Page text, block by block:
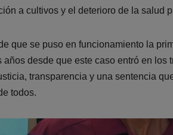
a cultivos y el deterioro de la salud
que se puso en funcionamiento la
años desde que este caso entró en
transparencia y una sentencia
todos.